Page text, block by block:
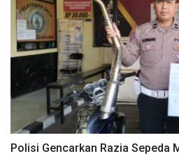
Polisi Gencarkan Razia Sepeda